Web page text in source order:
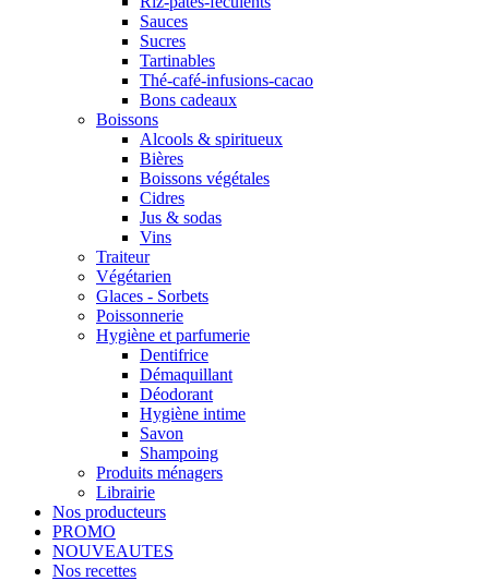
Sauces
Sucres
Tartinables
Thé-café-infusions-cacao
Bons cadeaux
Boissons
Alcools & spiritueux
Bières
Boissons végétales
Cidres
Jus & sodas
Vins
Traiteur
Végétarien
Glaces - Sorbets
Poissonnerie
Hygiène et parfumerie
Dentifrice
Démaquillant
Déodorant
Hygiène intime
Savon
Shampoing
Produits ménagers
Librairie
Nos producteurs
PROMO
NOUVEAUTES
Nos recettes